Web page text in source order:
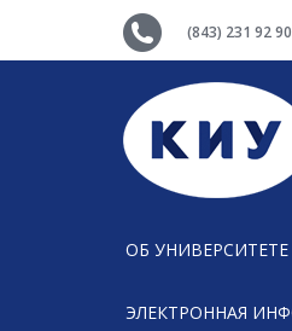
(843) 231 92 90
ОБ УНИВЕРСИТЕТЕ
ЭЛЕКТРОННАЯ